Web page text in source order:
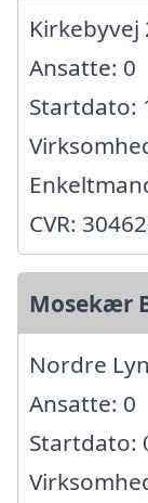
Kirkebyvej
Ansatte: 0
Startdato:
CVR:
Mosekær
Nordre
Ansatte: 0
Startdato: